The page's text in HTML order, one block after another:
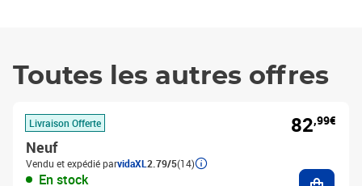
Toutes les autres offres
Livraison Offerte
Neuf
Vendu et expédié parvidaXL 2.79/5(14)
En stock
82,99€